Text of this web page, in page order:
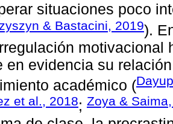
situaciones poco
& Bastacini, 2019).
motivacional
en evidencia su
académico (
et al., 2018; Zoya &